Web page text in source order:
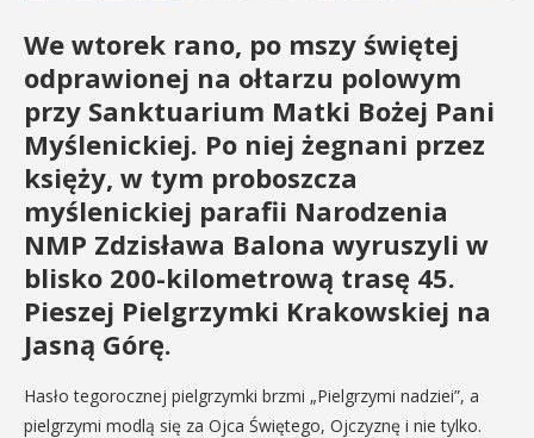
We wtorek rano, po mszy świętej
odprawionej na ołtarzu polowym
przy Sanktuarium Matki Bożej Pani
Myślenickiej. Po niej żegnani przez
księży, w tym proboszcza
myślenickiej parafii Narodzenia
NMP Zdzisława Balona wyruszyli w
blisko 200-kilometrową trasę 45.
Pieszej Pielgrzymki Krakowskiej na
Jasną Górę.
Hasło tegorocznej pielgrzymki brzmi „Pielgrzymi nadziei”, a
pielgrzymi modlą się za Ojca Świętego, Ojczyznę i nie tylko.